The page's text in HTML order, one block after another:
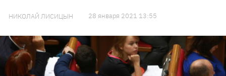
НИКОЛАЙ ЛИСИЦЫН 28 января 2021 13:55